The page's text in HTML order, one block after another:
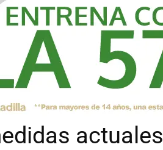
actuales